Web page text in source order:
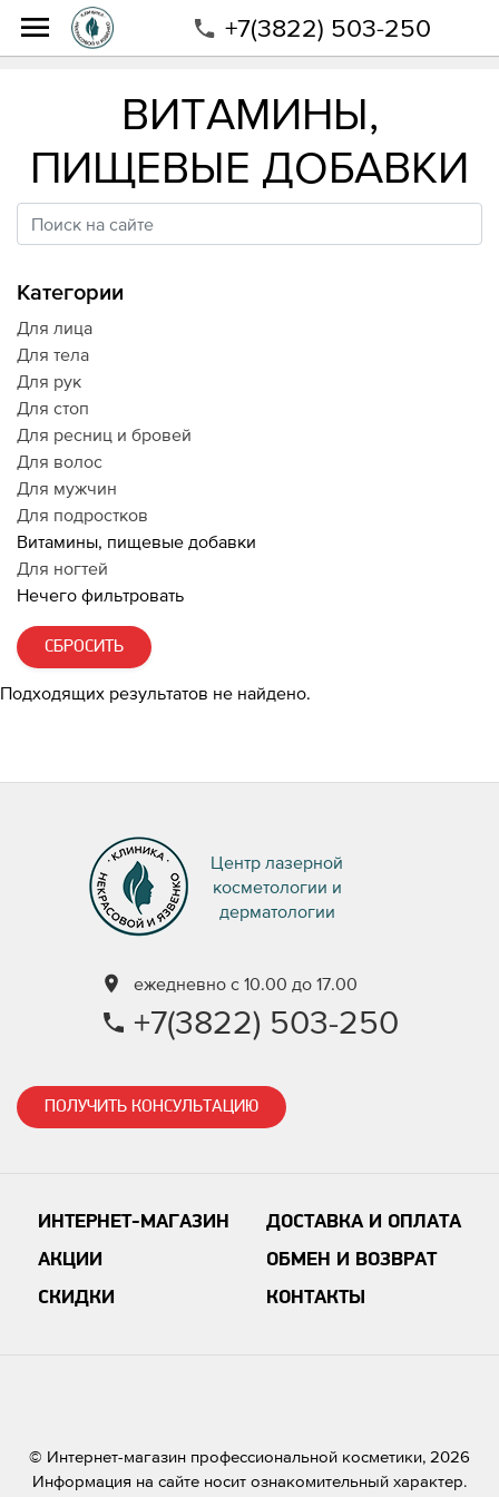
+7(3822) 503-250
Витамины, пищевые добавки
ВИТАМИНЫ,
ПИЩЕВЫЕ ДОБАВКИ
Категории
Для лица
Для тела
Для рук
Для стоп
Для ресниц и бровей
Для волос
Для мужчин
Для подростков
Витамины, пищевые добавки
Для ногтей
Нечего фильтровать
СБРОСИТЬ
Подходящих результатов не найдено.
Центр лазерной
косметологии и
дерматологии
ежедневно с 10.00 до 17.00
+7(3822) 503-250
ИНТЕРНЕТ-МАГАЗИН
АКЦИИ
СКИДКИ
ДОСТАВКА И ОПЛАТА
ОБМЕН И ВОЗВРАТ
КОНТАКТЫ
ПОЛУЧИТЬ КОНСУЛЬТАЦИЮ
© Интернет-магазин профессиональной косметики, 2026
Информация на сайте носит ознакомительный характер.